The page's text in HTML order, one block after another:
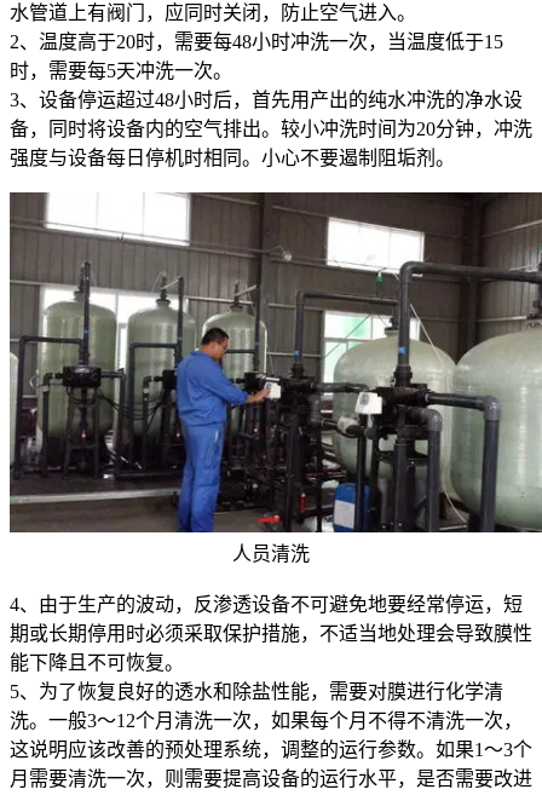
水管道上有阀门，应同时关闭，防止空气进入。
2、温度高于20时，需要每48小时冲洗一次，当温度低于15
时，需要每5天冲洗一次。
3、设备停运超过48小时后，首先用产出的纯水冲洗的净水设
备，同时将设备内的空气排出。较小冲洗时间为20分钟，冲洗
强度与设备每日停机时相同。小心不要遏制阻垢剂。
人员清洗
4、由于生产的波动，反渗透设备不可避免地要经常停运，短
期或长期停用时必须采取保护措施，不适当地处理会导致膜性
能下降且不可恢复。
5、为了恢复良好的透水和除盐性能，需要对膜进行化学清
洗。一般3～12个月清洗一次，如果每个月不得不清洗一次，
这说明应该改善的预处理系统，调整的运行参数。如果1～3个
月需要清洗一次，则需要提高设备的运行水平，是否需要改进